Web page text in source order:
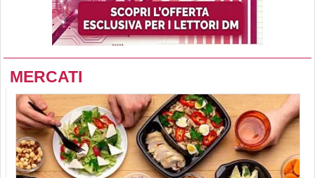
MERCATI